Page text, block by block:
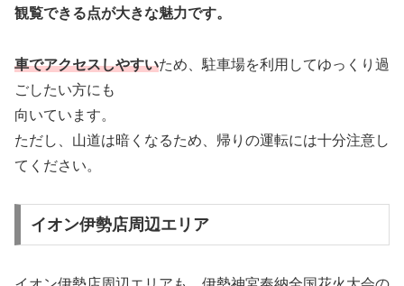
観覧できる点が大きな魅力です。
車でアクセスしやすいため、駐車場を利用してゆっくり過
ごしたい方にも
向いています。
ただし、山道は暗くなるため、帰りの運転には十分注意し
てください。
イオン伊勢店周辺エリア